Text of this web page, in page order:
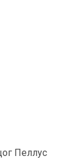
Пеллус